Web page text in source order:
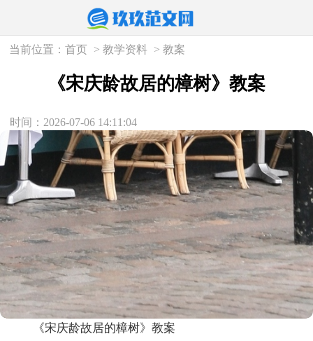
当前位置：首页 >教学资料 >教案
《宋庆龄故居的樟树》教案
时间：2026-07-06 14:11:04
《宋庆龄故居的樟树》教案